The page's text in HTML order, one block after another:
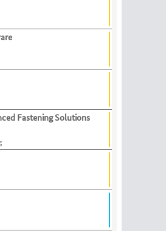
Fastening Solutions